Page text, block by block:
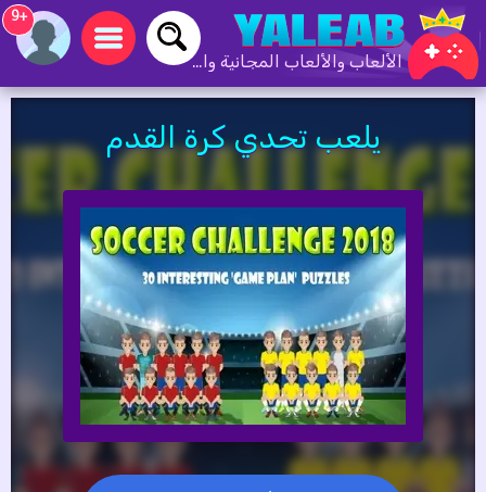
الألعاب والألعاب المجانية والألعاب عبر الإنترنت
+9
يلعب تحدي كرة القدم